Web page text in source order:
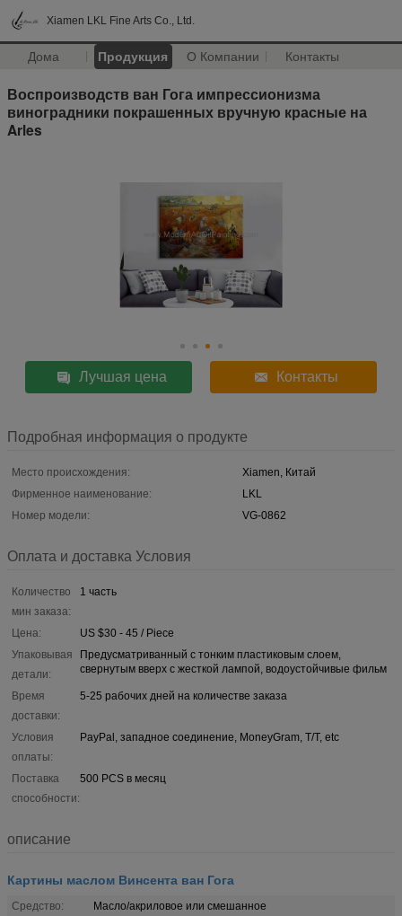
Xiamen LKL Fine Arts Co., Ltd.
Дома Продукция О Компании Контакты
Воспроизводств ван Гога импрессионизма
виноградники покрашенных вручную красные на
Arles
Лучшая цена Контакты
Подробная информация о продукте
Место происхождения:
Xiamen, Китай
Фирменное наименование:
LKL
Номер модели:
VG-0862
Оплата и доставка Условия
Количество
мин заказа:
1 часть
Цена:
US $30 - 45 / Piece
Упаковывая
детали:
Предусматриванный с тонким пластиковым слоем,
свернутым вверх с жесткой лампой, водоустойчивые фильм
Время
доставки:
5-25 рабочих дней на количестве заказа
Условия
оплаты:
PayPal, западное соединение, MoneyGram, T/T, etc
Поставка
способности:
500 PCS в месяц
описание
Картины маслом Винсента ван Гога
Средство:
Масло/акриловое или смешанное